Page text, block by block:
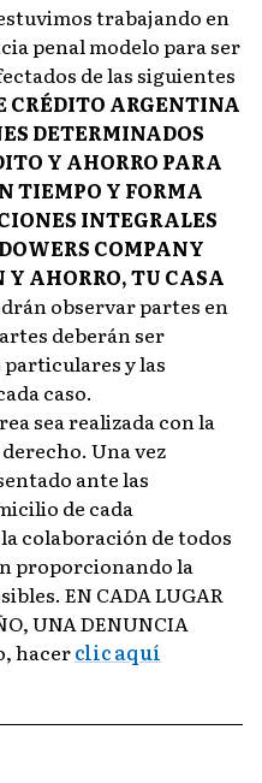
trabajando en
penal modelo para ser
de las siguientes
CRÉDITO ARGENTINA
DETERMINADOS
Y AHORRO PARA
TIEMPO Y FORMA
INTEGRALES
DOWERS COMPANY
AHORRO,TU CASA
observar partes en
deberán ser
y las
caso.
sea realizada con la
Una vez
ante las
de cada
colaboración de todos
proporcionando la
EN CADA LUGAR
UNA DENUNCIA
hacerclic aquí